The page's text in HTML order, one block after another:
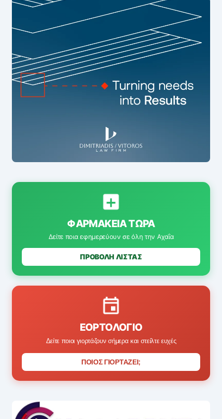
ΦΑΡΜΑΚΕΊΑ ΤΏΡΑ
Δείτε ποια εφημερεύουν σε όλη την Αχαΐα
ΠΡΟΒΟΛΗ ΛΙΣΤΑΣ
ΕΟΡΤΟΛΌΓΙΟ
Δείτε ποιοι γιορτάζουν σήμερα και στείλτε ευχές
ΠΟΙΟΣ ΓΙΟΡΤΑΖΕΙ;